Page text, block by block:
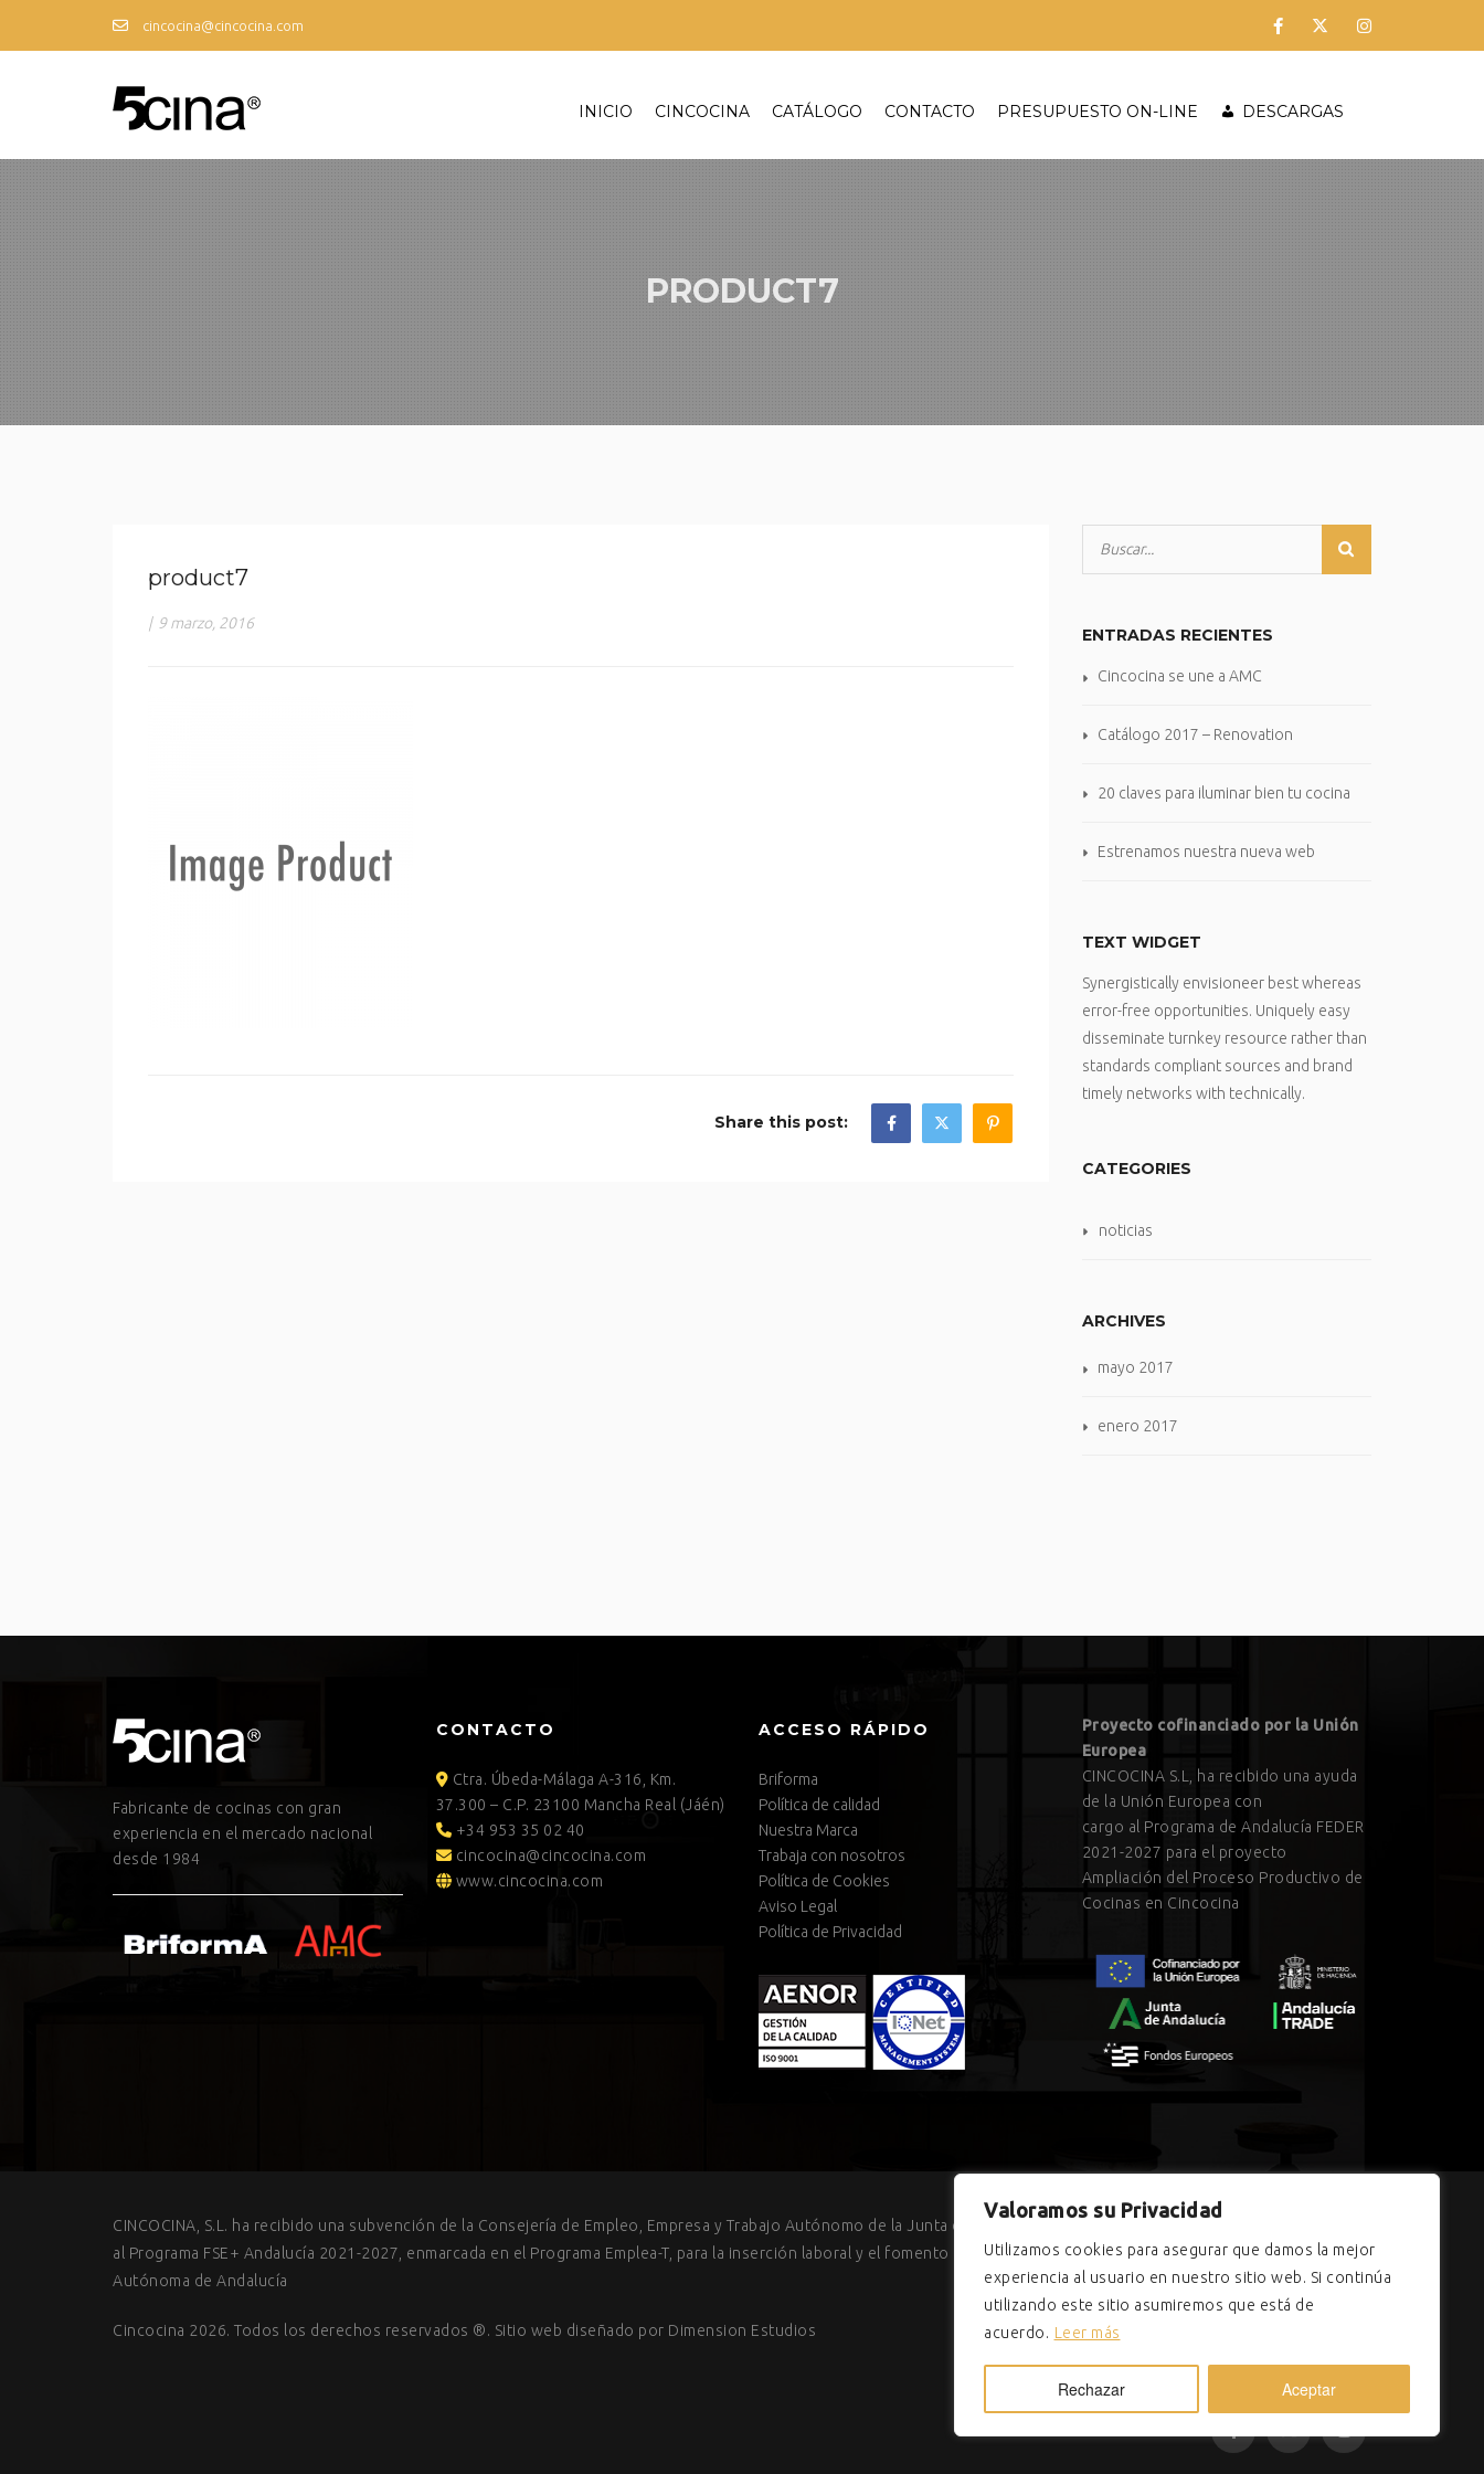
Valoramos su Privacidad
Utilizamos cookies para asegurar que damos la mejor
experiencia al usuario en nuestro sitio web. Si continúa
utilizando este sitio asumiremos que está de
acuerdo. Leer más
Rechazar Aceptar
cincocina@cincocina.com
INICIO CINCOCINA CATÁLOGO CONTACTO PRESUPUESTO ON-LINE DESCARGAS
PRODUCT7
product7
| 9 marzo, 2016
Share this post:
ENTRADAS RECIENTES
Cincocina se une a AMC
Catálogo 2017 – Renovation
20 claves para iluminar bien tu cocina
Estrenamos nuestra nueva web
TEXT WIDGET
Synergistically envisioneer best whereas
error-free opportunities. Uniquely easy
disseminate turnkey resource rather than
standards compliant sources and brand
timely networks with technically.
CATEGORIES
noticias
ARCHIVES
mayo 2017
enero 2017
Fabricante de cocinas con gran
experiencia en el mercado nacional
desde 1984
CONTACTO
Ctra. Úbeda-Málaga A-316, Km.
37.300 – C.P. 23100 Mancha Real (Jáén)
+34 953 35 02 40
cincocina@cincocina.com
www.cincocina.com
ACCESO RÁPIDO
Briforma
Política de calidad
Nuestra Marca
Trabaja con nosotros
Política de Cookies
Aviso Legal
Política de Privacidad
Proyecto cofinanciado por la Unión
Europea
CINCOCINA S.L, ha recibido una ayuda
de la Unión Europea con
cargo al Programa de Andalucía FEDER
2021-2027 para el proyecto
Ampliación del Proceso Productivo de
Cocinas en Cincocina
CINCOCINA, S.L. ha recibido una subvención de la Consejería de Empleo, Empresa y Trabajo Autónomo de la Junta de Andalucía, financiada por la Unión Europea con cargo
al Programa FSE+ Andalucía 2021-2027, enmarcada en el Programa Emplea-T, para la inserción laboral y el fomento de la contratación en el ámbito de la Comunidad
Autónoma de Andalucía
Cincocina 2026. Todos los derechos reservados ®. Sitio web diseñado por Dimension Estudios